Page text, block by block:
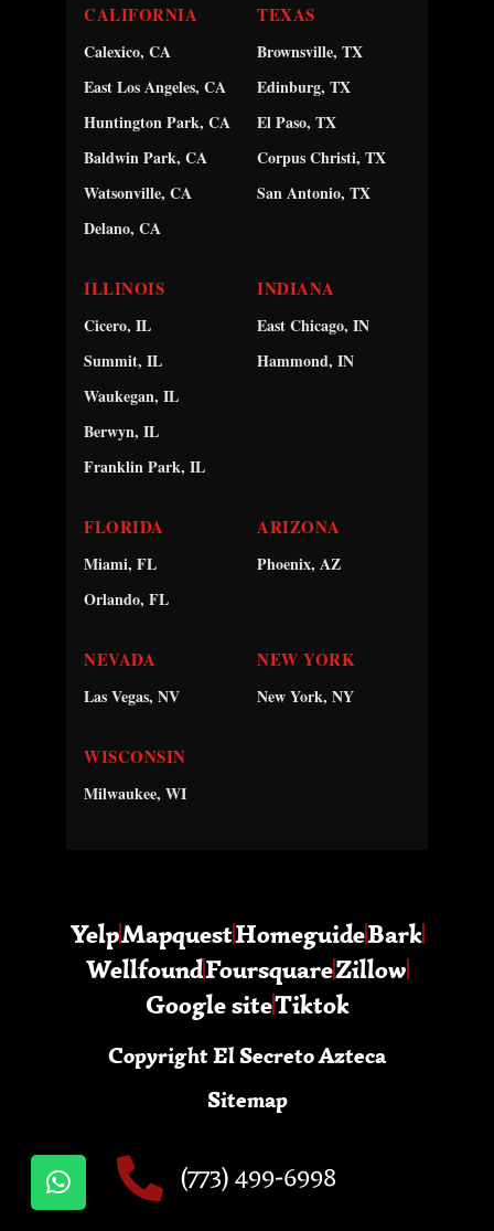
CALIFORNIA
Calexico, CA
East Los Angeles, CA
Huntington Park, CA
Baldwin Park, CA
Watsonville, CA
Delano, CA
TEXAS
Brownsville, TX
Edinburg, TX
El Paso, TX
Corpus Christi, TX
San Antonio, TX
ILLINOIS
Cicero, IL
Summit, IL
Waukegan, IL
Berwyn, IL
Franklin Park, IL
INDIANA
East Chicago, IN
Hammond, IN
FLORIDA
Miami, FL
Orlando, FL
ARIZONA
Phoenix, AZ
NEVADA
Las Vegas, NV
NEW YORK
New York, NY
WISCONSIN
Milwaukee, WI
YelpMapquestHomeguideBark
WellfoundFoursquareZillow
Google siteTiktok
Copyright El Secreto Azteca
Sitemap
(773) 499-6998